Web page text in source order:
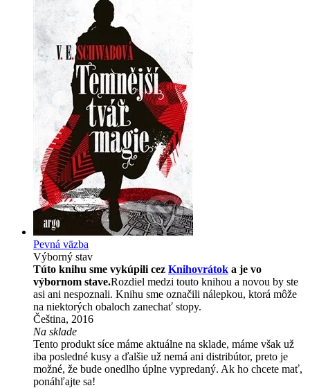
Pevná väzba
Výborný stav
Túto knihu sme vykúpili cez Knihovrátok a je vo
výbornom stave.Rozdiel medzi touto knihou a novou by ste
asi ani nespoznali. Knihu sme označili nálepkou, ktorá môže
na niektorých obaloch zanechať stopy.
Čeština, 2016
Na sklade
Tento produkt síce máme aktuálne na sklade, máme však už
iba posledné kusy a ďalšie už nemá ani distribútor, preto je
možné, že bude onedlho úplne vypredaný. Ak ho chcete mať,
ponáhľajte sa!